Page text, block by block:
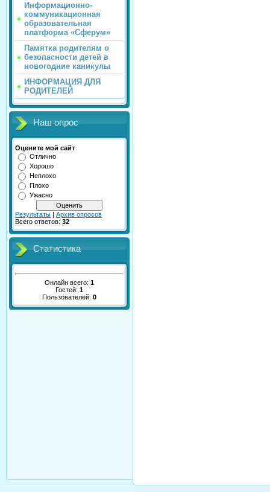
Информационно-
коммуникационная
образовательная
платформа «Сферум»
Памятка родителям о
безопасности детей в
новогодние каникулы
ИНФОРМАЦИЯ ДЛЯ
РОДИТЕЛЕЙ
Наш опрос
Оцените мой сайт
Отлично
Хорошо
Неплохо
Плохо
Ужасно
Результаты | Архив опросов
Всего ответов: 32
Статистика
Онлайн всего: 1
Гостей: 1
Пользователей: 0